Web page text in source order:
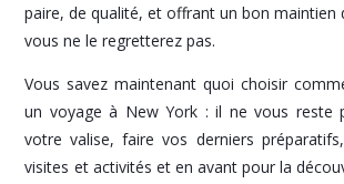
paire, de qualité, et offrant un bon maintien
vous ne le regretterez pas.
Vous savez maintenant quoi choisir
un voyage à New York : il ne vous reste
votre valise, faire vos derniers
visites et activités et en avant pour la